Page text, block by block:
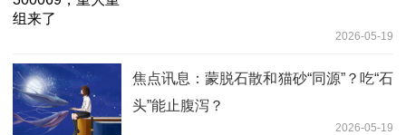
2026-05-19
焦点讯息：蒙脱石散和猫砂“同源”？吃“石
头”能止腹泻？
2026-05-19